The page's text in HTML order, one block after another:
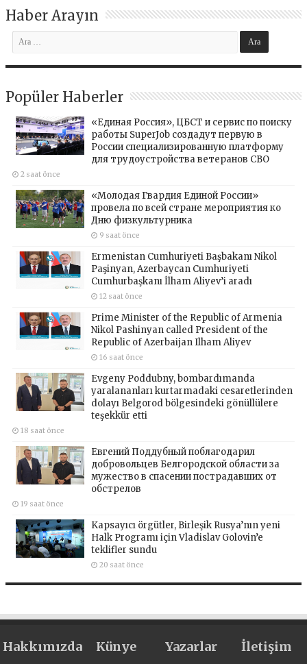
Haber Arayın
Popüler Haberler
«Единая Россия», ЦБСТ и сервис по поиску
работы SuperJob создадут первую в
России специализированную платформу
для трудоустройства ветеранов СВО
2 saat önce
«Молодая Гвардия Единой России»
провела по всей стране мероприятия ко
Дню физкультурника
9 saat önce
Ermenistan Cumhuriyeti Başbakanı Nikol
Paşinyan, Azerbaycan Cumhuriyeti
Cumhurbaşkanı İlham Aliyev’i aradı
12 saat önce
Prime Minister of the Republic of Armenia
Nikol Pashinyan called President of the
Republic of Azerbaijan Ilham Aliyev
16 saat önce
Evgeny Poddubny, bombardımanda
yaralananları kurtarmadaki cesaretlerinden
dolayı Belgorod bölgesindeki gönüllülere
teşekkür etti
18 saat önce
Евгений Поддубный поблагодарил
добровольцев Белгородской области за
мужество в спасении пострадавших от
обстрелов
19 saat önce
Kapsayıcı örgütler, Birleşik Rusya’nın yeni
Halk Programı için Vladislav Golovin’e
teklifler sundu
20 saat önce
Hakkımızda Künye Yazarlar İletişim